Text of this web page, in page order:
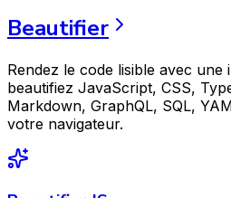
Beautifier
Rendez le code lisible avec
beautifiez JavaScript, CSS,
Markdown, GraphQL, SQL,
votre navigateur.